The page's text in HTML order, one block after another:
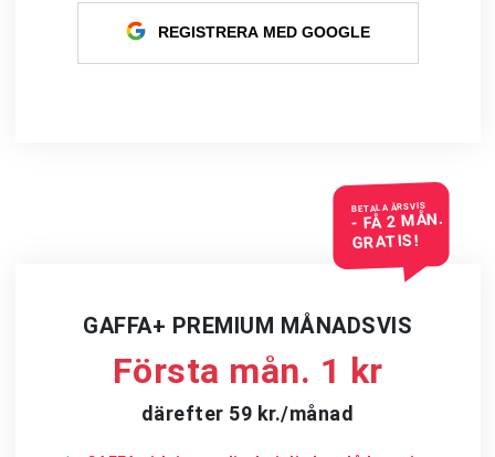
REGISTRERA MED GOOGLE
BETALA ÅRSVIS
- FÅ 2 MÅN.
GRATIS!
GAFFA+ PREMIUM MÅNADSVIS
Första mån. 1 kr
därefter 59 kr./månad